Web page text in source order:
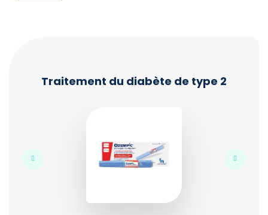
Traitement du diabète de type 2